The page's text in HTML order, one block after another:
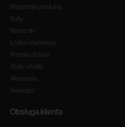
Wszystkie produkty
Sofy
Narożniki
Łóżka i materace
Krzesła i fotele
Stoły i stoliki
Akcesoria
Nowości
Obsługa klienta